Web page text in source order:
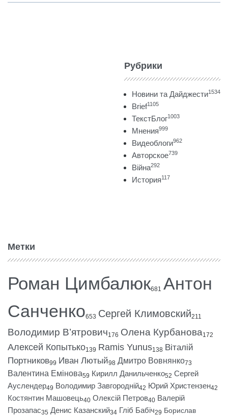
Рубрики
Новини та Дайджести1534
Brief1105
ТекстБлог1003
Мнения999
Видеоблоги962
Авторское739
Війна292
История117
Метки
Роман Цимбалюк681 Антон
Санченко653 Сергей Климовский211
Володимир В’ятрович176 Олена Курбанова172
Алексей Копытько139 Ramis Yunus138 Віталій
Портников99 Иван Лютый98 Дмитро Вовнянко73
Валентина Емінова59 Кирилл Данильченко52 Сергей
Ауслендер49 Володимир Завгородній42 Юрий Христензен42
Костянтин Машовець40 Олексій Петров40 Валерій
Прозапас35 Денис Казанский34 Гліб Бабіч29 Борислав